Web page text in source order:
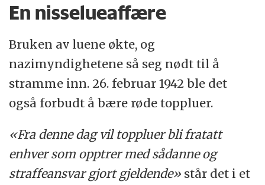
En nisselueaffære
Bruken av luene økte, og
nazimyndighetene så seg nødt til å
stramme inn. 26. februar 1942 ble det
også forbudt å bære røde toppluer.
«Fra denne dag vil toppluer bli fratatt
enhver som opptrer med sådanne og
straffeansvar gjort gjeldende» står det i et